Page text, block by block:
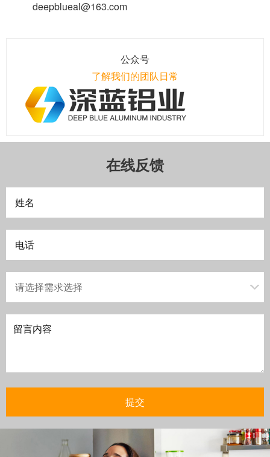
deepblueal@163.com
公众号
了解我们的团队日常
在线反馈